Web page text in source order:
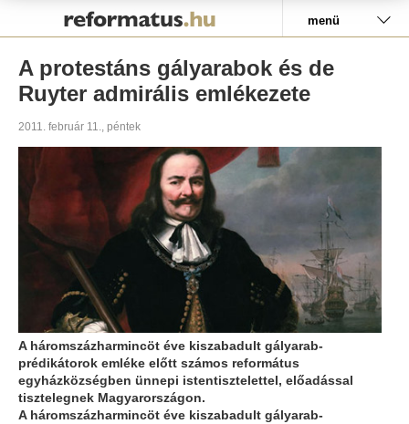
menü
A protestáns gályarabok és de
Ruyter admirális emlékezete
2011. február 11., péntek
A háromszázharmincöt éve kiszabadult gályarab-
prédikátorok emléke előtt számos református
egyházközségben ünnepi istentisztelettel, előadással
tisztelegnek Magyarországon.
A háromszázharmincöt éve kiszabadult gályarab-